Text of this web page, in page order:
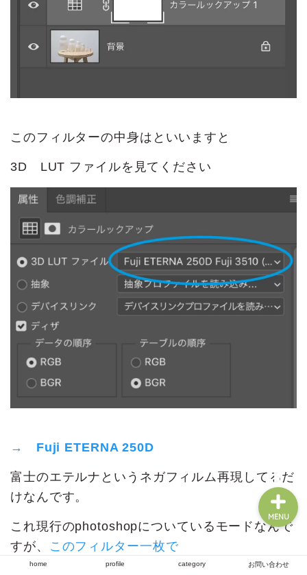
このフィルターの中身はといいますと
3D LUT ファイルを見てください
→ Fuji ETERNA 250D
富士のエテルナというネガフィルム再現してるだ
けなんです。
これ現行のphotoshopについているモードなんで
すが、
このフィルター一枚で
home profile category お問い合わせ
MENU